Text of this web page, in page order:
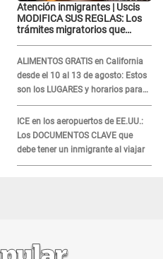
Atención inmigrantes | Uscis
MODIFICA SUS REGLAS: Los
trámites migratorios que
ALIMENTOS GRATIS en California
desde el 10 al 13 de agosto: Estos
son los LUGARES y horarios para
recibir la ayuda
ICE en los aeropuertos de EE.UU.:
Los DOCUMENTOS CLAVE que
debe tener un inmigrante al viajar